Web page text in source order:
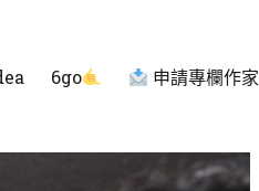
6go 申請專欄作家